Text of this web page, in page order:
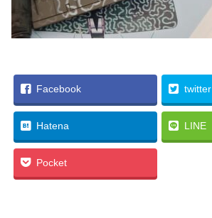
Facebook twitter
Hatena LINE
Pocket